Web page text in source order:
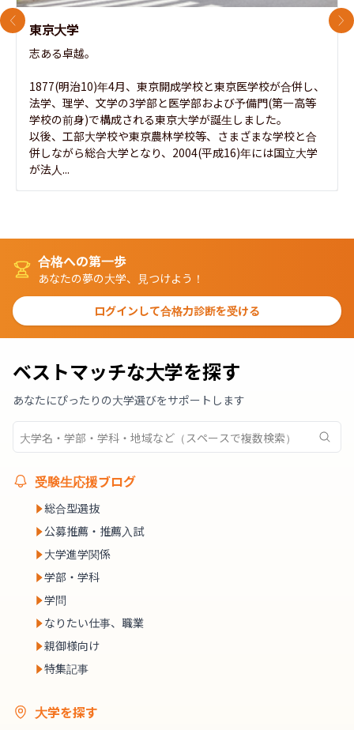
東京大学
志ある卓越。
1877(明治10)年4月、東京開成学校と東京医学校が合併し、
法学、理学、文学の3学部と医学部および予備門(第一高等
学校の前身)で構成される東京大学が誕生しました。
以後、工部大学校や東京農林学校等、さまざまな学校と合
併しながら総合大学となり、2004(平成16)年には国立大学
が法人...
前のスライド 次
合格への第一歩
あなたの夢の大学、見つけよう！
ログインして合格力診断を受ける
ベストマッチな大学を探す
あなたにぴったりの大学選びをサポートします
受験生応援ブログ
総合型選抜
公募推薦・推薦入試
大学進学関係
学部・学科
学問
なりたい仕事、職業
親御様向け
特集記事
大学を探す